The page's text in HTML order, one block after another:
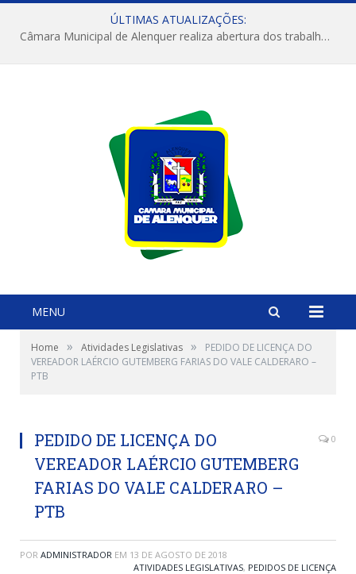
ÚLTIMAS ATUALIZAÇÕES:
Câmara Municipal de Alenquer realiza abertura dos trabalhos do 4º Período Legislativo
MENU
Home » Atividades Legislativas »
PEDIDO DE LICENÇA DO
VEREADOR LAÉRCIO GUTEMBERG FARIAS DO VALE CALDERARO –
PTB
PEDIDO DE LICENÇA DO
VEREADOR LAÉRCIO GUTEMBERG
FARIAS DO VALE CALDERARO –
PTB
0
POR ADMINISTRADOR EM 13 DE AGOSTO DE 2018
ATIVIDADES LEGISLATIVAS, PEDIDOS DE LICENÇA